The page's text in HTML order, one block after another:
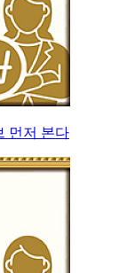
먼저 본다